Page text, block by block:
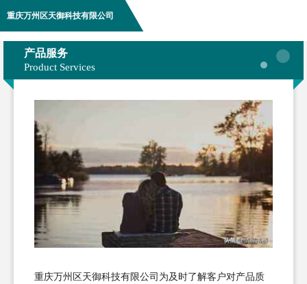
重庆万州区天御科技有限公司
产品服务
Product Services
重庆万州区天御科技有限公司为及时了解客户对产品质